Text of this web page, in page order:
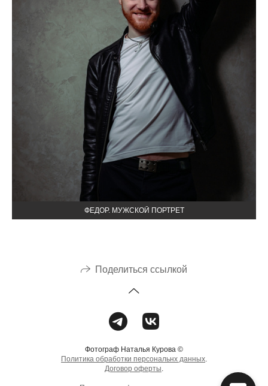
ФЕДОР. МУЖСКОЙ ПОРТРЕТ
Поделиться ссылкой
Фотограф Наталья Курова ©
Политика обработки персональнх данных.
Договор оферты.